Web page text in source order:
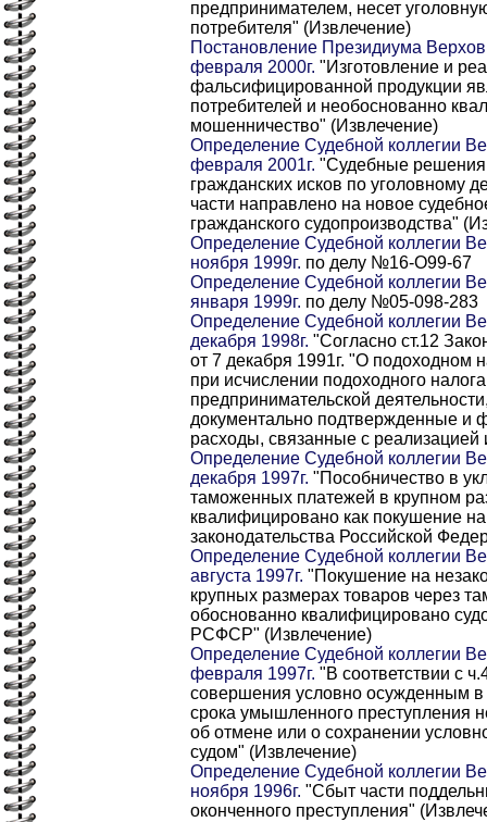
предпринимателем, несет
потребителя" (Извлечение)
Постановление Президиума
февраля 2000г. "Изготовление и
фальсифицированной продукции
потребителей и необоснованно
мошенничество" (Извлечение)
Определение Судебной коллегии
февраля 2001г. "Судебные решения
гражданских исков по уголовному
части направлено на новое
гражданского судопроизводства"
Определение Судебной коллегии
ноября 1999г. по делу №16-O99-67
Определение Судебной коллегии
января 1999г. по делу №05-098-283
Определение Судебной коллегии
декабря 1998г. "Согласно ст.12
от 7 декабря 1991г. "О подоходном
при исчислении подоходного
предпринимательской
документально подтвержденные и
расходы, связанные с
Определение Судебной коллегии
декабря 1997г. "Пособничество в
таможенных платежей в крупном
квалифицировано как покушение
законодательства Российской
Определение Судебной коллегии
августа 1997г. "Покушение на
крупных размерах товаров через
обоснованно квалифицировано
РСФСР" (Извлечение)
Определение Судебной коллегии
февраля 1997г. "В соответствии с
совершения условно осужденным в
срока умышленного преступления
об отмене или о сохранении
судом" (Извлечение)
Определение Судебной коллегии
ноября 1996г. "Сбыт части
оконченного преступления"